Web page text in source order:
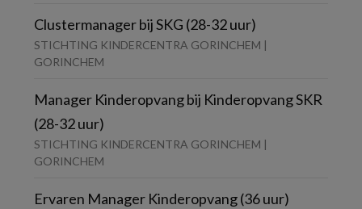
Clustermanager bij SKG (28-32 uur)
STICHTING KINDERCENTRA GORINCHEM |
GORINCHEM
Manager Kinderopvang bij Kinderopvang SKR
(28-32 uur)
STICHTING KINDERCENTRA GORINCHEM |
GORINCHEM
Ervaren Manager Kinderopvang (36 uur)